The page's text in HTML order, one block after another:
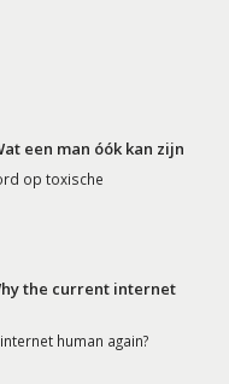
een man óók kan zijn
op toxische
the current internet
human again?